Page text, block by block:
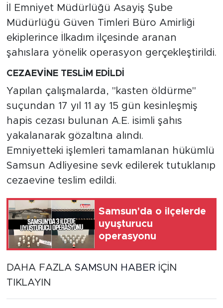
İl Emniyet Müdürlüğü Asayiş Şube
Müdürlüğü Güven Timleri Büro Amirliği
ekiplerince İlkadım ilçesinde aranan
şahıslara yönelik operasyon gerçekleştirildi.
CEZAEVİNE TESLİM EDİLDİ
Yapılan çalışmalarda, "kasten öldürme"
suçundan 17 yıl 11 ay 15 gün kesinleşmiş
hapis cezası bulunan A.E. isimli şahıs
yakalanarak gözaltına alındı.
Emniyetteki işlemleri tamamlanan hükümlü
Samsun Adliyesine sevk edilerek tutuklanıp
cezaevine teslim edildi.
Samsun'da o ilçelerde
uyuşturucu
operasyonu
DAHA FAZLA SAMSUN HABER İÇİN
TIKLAYIN